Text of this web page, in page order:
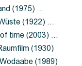
(1975) …
(1922) …
time (2003) …
(1930)
(1989)